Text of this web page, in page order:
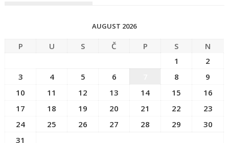
AUGUST 2026
P U S Č P S
N
1
2
3
4 5 6 8
9
10
11 12 13 14 15
16
17
18 19 20 21 22
23
24
25 26 27 28 29
30
31